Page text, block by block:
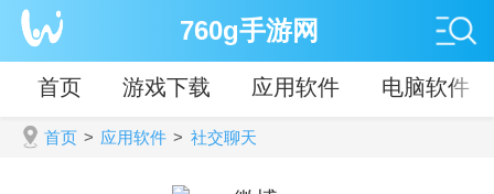
760g手游网
首页 游戏下载 应用软件 电脑软件
首页 > 应用软件 > 社交聊天